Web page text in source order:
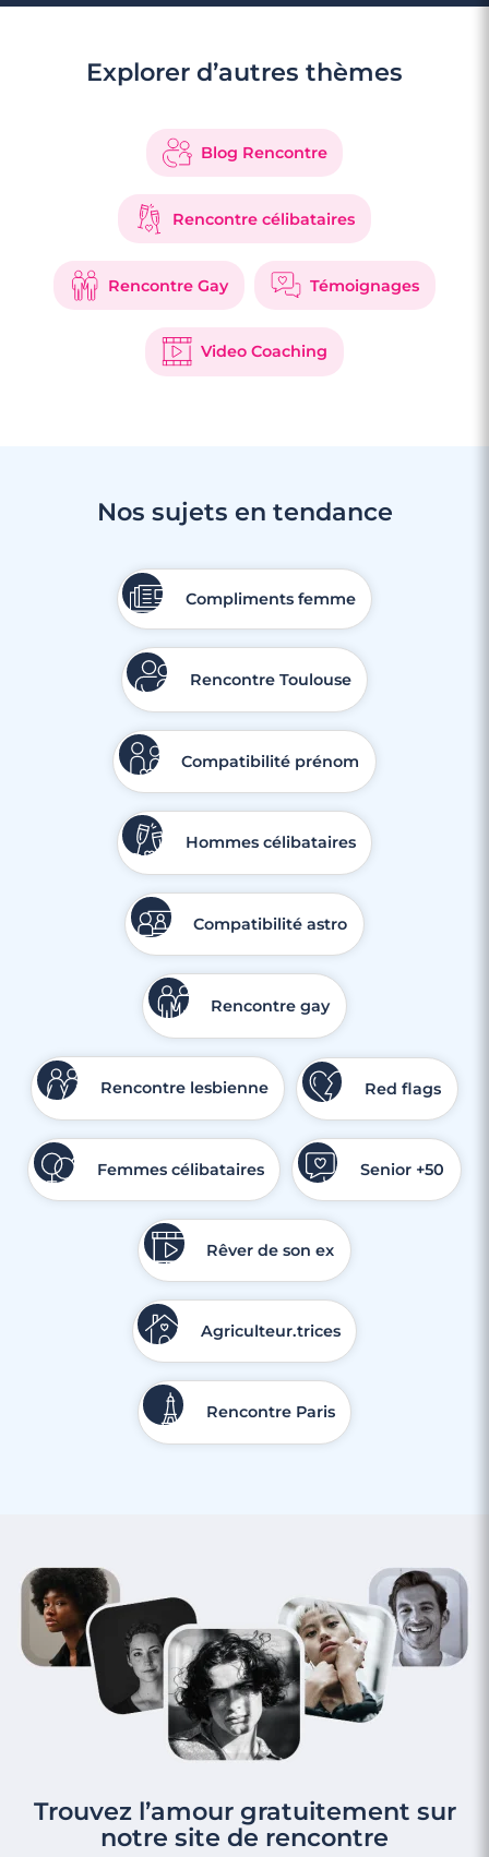
Explorer d’autres thèmes
Blog Rencontre
Rencontre célibataires
Rencontre Gay Témoignages
Video Coaching
Nos sujets en tendance
Compliments femme
Rencontre Toulouse
Compatibilité prénom
Hommes célibataires
Compatibilité astro
Rencontre gay
Rencontre lesbienne Red flags
Femmes célibataires Senior +50
Rêver de son ex
Agriculteur.trices
Rencontre Paris
Trouvez l’amour gratuitement sur
notre site de rencontre